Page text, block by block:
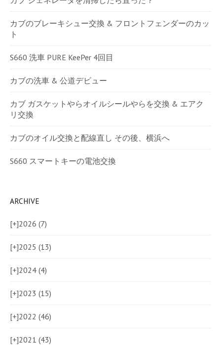
カブのブレーキシュー交換 & フロントフェンダーのカッ
ト
S660 洗車 PURE KeePer 4回目
カブの洗車 & 公道デビュー
カブ ガスケットやらオイルシールやらを交換 & エアク
リ交換
カブのオイル交換と配線直し その後、横浜へ
S660 スマートキーの電池交換
ARCHIVE
[+]2026 (7)
[+]2025 (13)
[+]2024 (4)
[+]2023 (15)
[+]2022 (46)
[+]2021 (43)